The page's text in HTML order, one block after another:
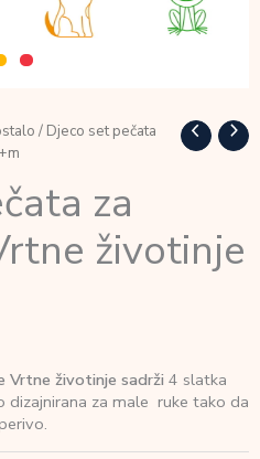
/ Djeco set pečata
za
životinje
Vrtne životinje sadrži 4 slatka
dizajnirana za male ruke tako da